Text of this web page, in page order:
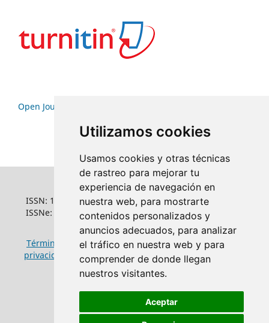
Utilizamos cookies
Usamos cookies y otras técnicas
de rastreo para mejorar tu
experiencia de navegación en
nuestra web, para mostrarte
contenidos personalizados y
anuncios adecuados, para analizar
el tráfico en nuestra web y para
comprender de donde llegan
nuestros visitantes.
Aceptar
Open Journal Systems
ISSN: 1022-6508
ISSNe: 1681-5653
Términos y condiciones de uso|Política de
privacidad
Política de cookies